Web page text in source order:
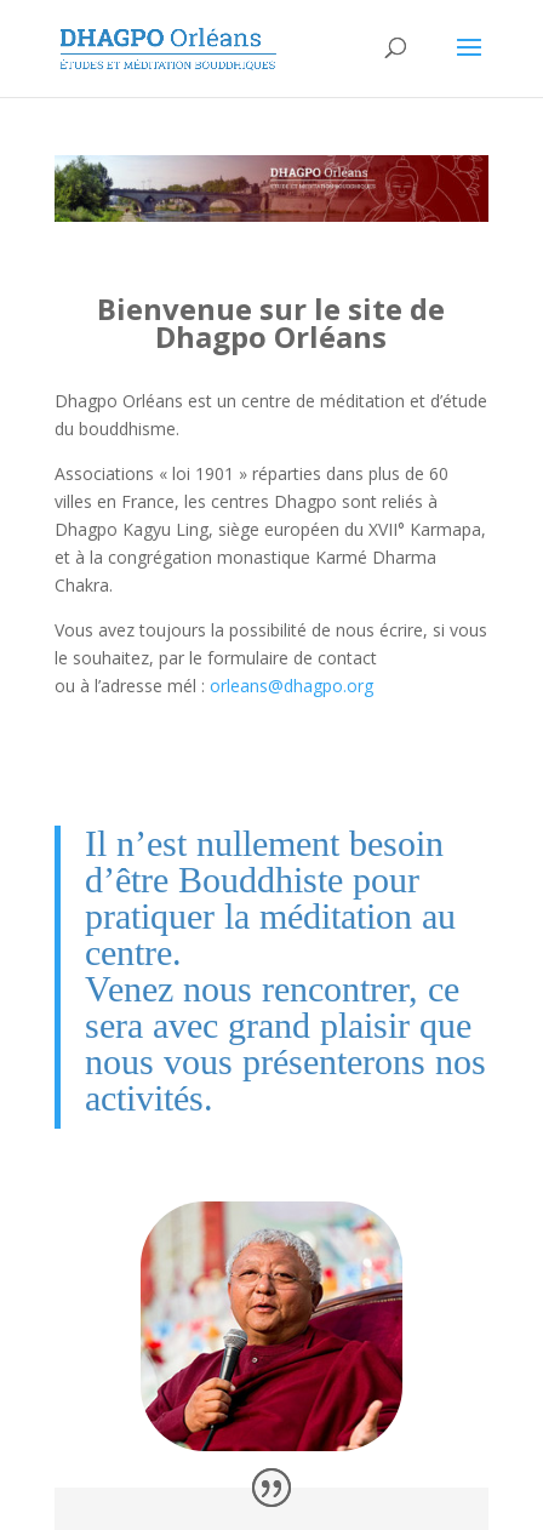
Bienvenue sur le site de
Dhagpo Orléans
Dhagpo Orléans est un centre de méditation et d’étude
du bouddhisme.
Associations « loi 1901 » réparties dans plus de 60
villes en France, les centres Dhagpo sont reliés à
Dhagpo Kagyu Ling, siège européen du XVII° Karmapa,
et à la congrégation monastique Karmé Dharma
Chakra.
Vous avez toujours la possibilité de nous écrire, si vous
le souhaitez, par le formulaire de contact
ou à l’adresse mél : orleans@dhagpo.org
Il n’est nullement besoin
d’être Bouddhiste pour
pratiquer la méditation au
centre.
Venez nous rencontrer, ce
sera avec grand plaisir que
nous vous présenterons nos
activités.